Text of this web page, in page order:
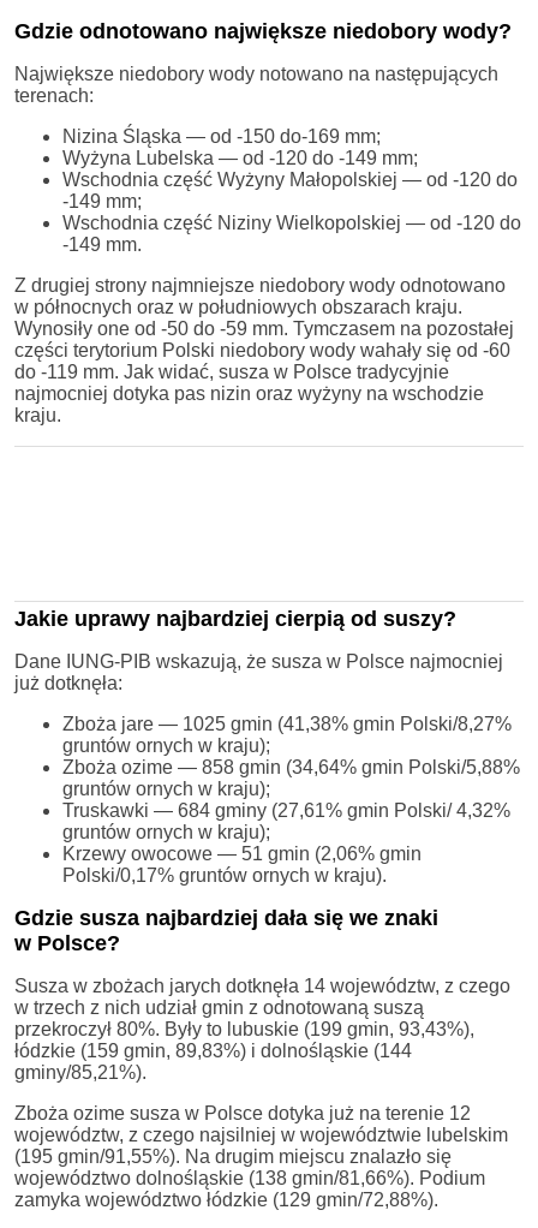
Gdzie odnotowano największe niedobory wody?
Największe niedobory wody notowano na następujących
terenach:
Nizina Śląska — od -150 do-169 mm;
Wyżyna Lubelska — od -120 do -149 mm;
Wschodnia część Wyżyny Małopolskiej — od -120 do
-149 mm;
Wschodnia część Niziny Wielkopolskiej — od -120 do
-149 mm.
Z drugiej strony najmniejsze niedobory wody odnotowano
w północnych oraz w południowych obszarach kraju.
Wynosiły one od -50 do -59 mm. Tymczasem na pozostałej
części terytorium Polski niedobory wody wahały się od -60
do -119 mm. Jak widać, susza w Polsce tradycyjnie
najmocniej dotyka pas nizin oraz wyżyny na wschodzie
kraju.
Jakie uprawy najbardziej cierpią od suszy?
Dane IUNG-PIB wskazują, że susza w Polsce najmocniej
już dotknęła:
Zboża jare — 1025 gmin (41,38% gmin Polski/8,27%
gruntów ornych w kraju);
Zboża ozime — 858 gmin (34,64% gmin Polski/5,88%
gruntów ornych w kraju);
Truskawki — 684 gminy (27,61% gmin Polski/ 4,32%
gruntów ornych w kraju);
Krzewy owocowe — 51 gmin (2,06% gmin
Polski/0,17% gruntów ornych w kraju).
Gdzie susza najbardziej dała się we znaki
w Polsce?
Susza w zbożach jarych dotknęła 14 województw, z czego
w trzech z nich udział gmin z odnotowaną suszą
przekroczył 80%. Były to lubuskie (199 gmin, 93,43%),
łódzkie (159 gmin, 89,83%) i dolnośląskie (144
gminy/85,21%).
Zboża ozime susza w Polsce dotyka już na terenie 12
województw, z czego najsilniej w województwie lubelskim
(195 gmin/91,55%). Na drugim miejscu znalazło się
województwo dolnośląskie (138 gmin/81,66%). Podium
zamyka województwo łódzkie (129 gmin/72,88%).